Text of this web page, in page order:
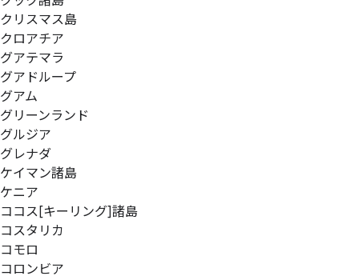
クリスマス島
クロアチア
グアテマラ
グアドループ
グアム
グリーンランド
グルジア
グレナダ
ケイマン諸島
ケニア
ココス[キーリング]諸島
コスタリカ
コモロ
コロンビア